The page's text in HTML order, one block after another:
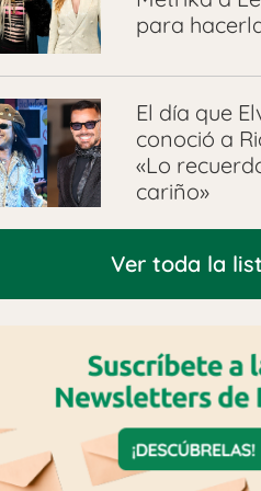
para
El día que
conoció a
«Lo
cariño»
Ver toda la